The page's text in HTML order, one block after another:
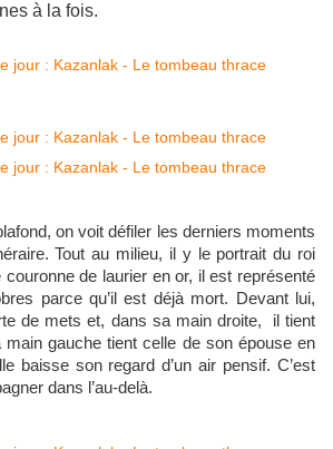
à la fois.
on voit défiler les derniers moments
Tout au milieu, il y le portrait du roi
couronne de laurier en or, il est représenté
parce qu’il est déjà mort. Devant lui,
de mets et, dans sa main droite, il tient
gauche tient celle de son épouse en
baisse son regard d’un air pensif. C’est
dans l’au-delà.